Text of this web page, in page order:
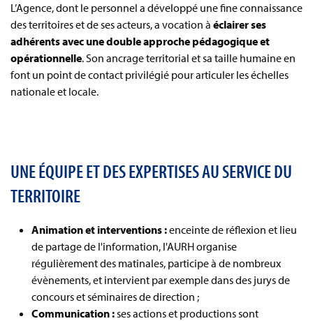
L’Agence, dont le personnel a développé une fine connaissance
des territoires et de ses acteurs, a vocation à éclairer ses
adhérents avec une double approche pédagogique et
opérationnelle. Son ancrage territorial et sa taille humaine en
font un point de contact privilégié pour articuler les échelles
nationale et locale.
UNE ÉQUIPE ET DES EXPERTISES AU SERVICE DU
TERRITOIRE
Animation et interventions :enceinte de réflexion et lieu
de partage de l'information, l'AURH organise
régulièrement des matinales, participe à de nombreux
évènements, et intervient par exemple dans des jurys de
concours et séminaires de direction ;
Communication :ses actions et productions sont